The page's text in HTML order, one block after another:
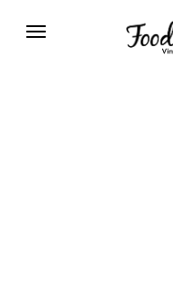
Växla